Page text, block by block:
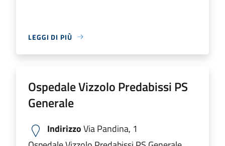
LEGGI DI PIÙ
Ospedale Vizzolo Predabissi PS
Generale
IndirizzoVia Pandina, 1